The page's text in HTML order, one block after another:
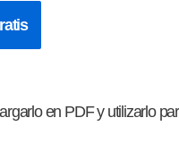
en PDF y utilizarlo